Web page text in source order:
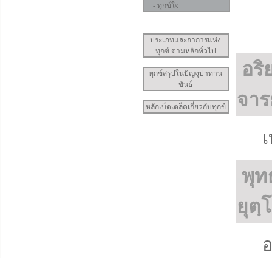
- ทุกข์ใจ
ประเภทและอาการแห่ง
ทุกข์ ตามหลักทั่วไป
ทุกข์สรุปในปัญจุปาทาน
ขันธ์
หลักเบ็ดเตล็ดเกี่ยวกับทุกข์
อริ
จา
พุท
ยุตฺ